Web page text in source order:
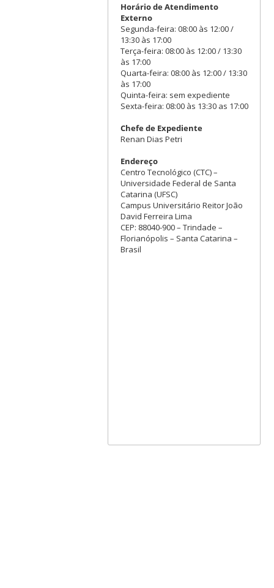
Horário de Atendimento
Externo
Segunda-feira: 08:00 às 12:00 /
13:30 às 17:00
Terça-feira: 08:00 às 12:00 / 13:30
às 17:00
Quarta-feira: 08:00 às 12:00 / 13:30
às 17:00
Quinta-feira: sem expediente
Sexta-feira: 08:00 às 13:30 as 17:00
Chefe de Expediente
Renan Dias Petri
Endereço
Centro Tecnológico (CTC) –
Universidade Federal de Santa
Catarina (UFSC)
Campus Universitário Reitor João
David Ferreira Lima
CEP: 88040-900 – Trindade –
Florianópolis – Santa Catarina –
Brasil